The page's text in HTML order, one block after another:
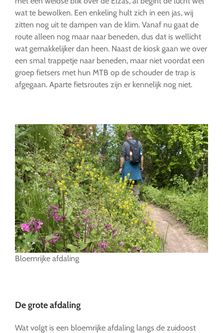
wat te bewolken. Een enkeling hult zich in een jas, wij
zitten nog uit te dampen van de klim. Vanaf nu gaat de
route alleen nog maar naar beneden, dus dat is wellicht
wat gemakkelijker dan heen. Naast de kiosk gaan we over
een smal trappetje naar beneden, maar niet voordat een
groep fietsers met hun MTB op de schouder de trap is
afgegaan. Aparte fietsroutes zijn er kennelijk nog niet.
Bloemrijke afdaling
De grote afdaling
Wat volgt is een bloemrijke afdaling langs de zuidoost